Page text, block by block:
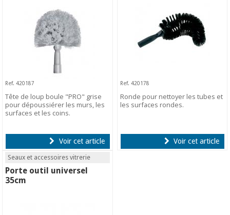
Ref. 420187
Tête de loup boule "PRO" grise
pour dépoussiérer les murs, les
surfaces et les coins.
Voir cet article
Ref. 420178
Ronde pour nettoyer les tubes et
les surfaces rondes.
Voir cet article
Seaux et accessoires vitrerie
Porte outil universel
35cm